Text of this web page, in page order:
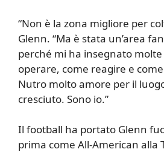
“Non è la zona migliore per
Glenn. “Ma è stata un’area
perché mi ha insegnato
operare, come reagire e
Nutro molto amore per il
cresciuto. Sono io.”
Il football ha portato Glenn
prima come All-American alla